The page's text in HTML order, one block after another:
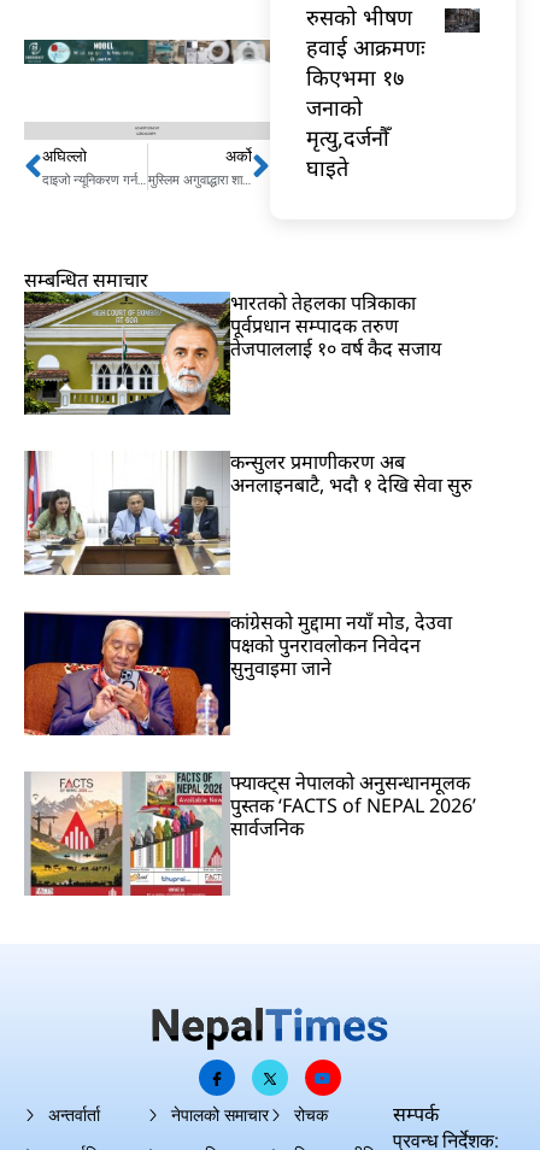
Prev
अघिल्लो
दाइजो न्यूनिकरण गर्न राजवंशी युवा–युवतीको अग्रसरता
अर्को
मुस्लिम अगुवाद्धारा शान्तिकालागि मानवताको सन्देशNext
रुसको भीषण
हवाई आक्रमणः
किएभमा १७
जनाको
मृत्यु,दर्जनौँ
घाइते
सम्बन्धित समाचार
भारतकाे तेहलका पत्रिकाका
पूर्वप्रधान सम्पादक तरुण
तेजपाललाई १० वर्ष कैद सजाय
कन्सुलर प्रमाणीकरण अब
अनलाइनबाटै, भदौ १ देखि सेवा सुरु
कांग्रेसको मुद्दामा नयाँ मोड, देउवा
पक्षको पुनरावलोकन निवेदन
सुनुवाइमा जाने
फ्याक्ट्स नेपालको अनुसन्धानमूलक
पुस्तक ‘FACTS of NEPAL 2026’
सार्वजनिक
अन्तर्वार्ता
नेपालको समाचार
रोचक
सम्पर्क
प्रवन्ध निर्देशक: